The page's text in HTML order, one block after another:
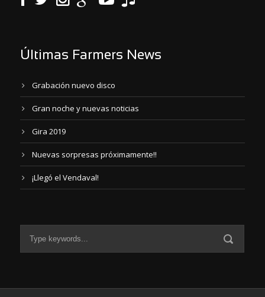
Últimas Farmers News
Grabación nuevo disco
Gran noche y nuevas noticias
Gira 2019
Nuevas sorpresas próximamente!!
¡Llegó el Vendaval!